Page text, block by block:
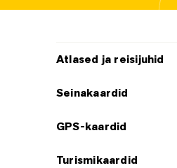
Atlased ja reisijuhid
Seinakaardid
GPS-kaardid
Turismikaardid